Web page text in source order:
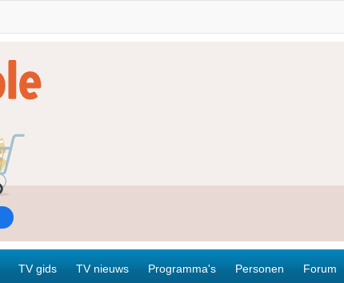
TV gids TV nieuws Programma's Personen Forum